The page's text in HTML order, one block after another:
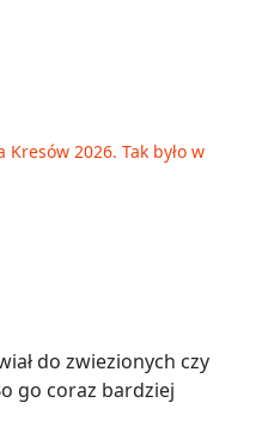
2026. Tak było w
do zwiezionych czy
go coraz bardziej